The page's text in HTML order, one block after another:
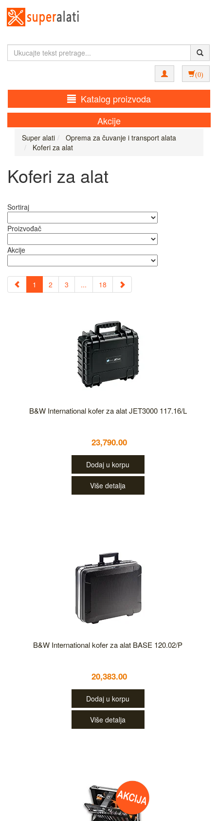
(0)
Katalog proizvoda
Akcije
Super alati
Oprema za čuvanje i transport alata
Koferi za alat
Koferi za alat
Sortiraj
Proizvođač
Akcije
1 2 3 ... 18
B&W International kofer za alat JET3000 117.16/L
23,790.00
Dodaj u korpu
Više detalja
B&W International kofer za alat BASE 120.02/P
20,383.00
Dodaj u korpu
Više detalja